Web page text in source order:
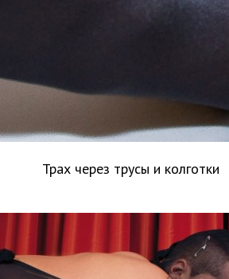
Трах через трусы и колготки